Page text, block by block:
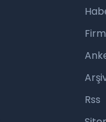
Rss